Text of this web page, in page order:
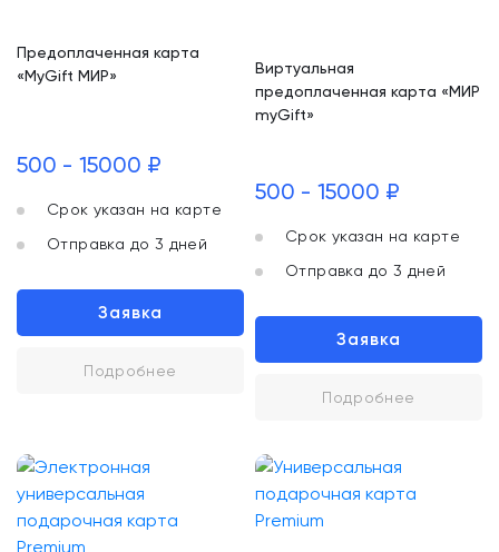
Предоплаченная карта
«MyGift МИР»
500 - 15000 ₽
Срок указан на карте
Отправка до 3 дней
Заявка
Подробнее
Виртуальная
предоплаченная карта «МИР
myGift»
500 - 15000 ₽
Срок указан на карте
Отправка до 3 дней
Заявка
Подробнее